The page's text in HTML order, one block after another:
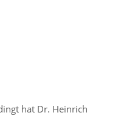
hat Dr. Heinrich